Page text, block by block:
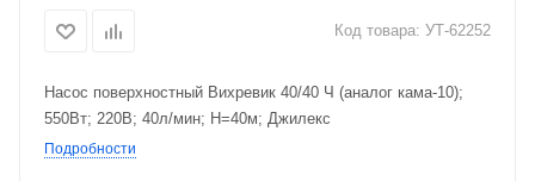
Код товара: УТ-62252
Насос поверхностный Вихревик 40/40 Ч (аналог кама-10);
550Вт; 220В; 40л/мин; Н=40м; Джилекс
Подробности